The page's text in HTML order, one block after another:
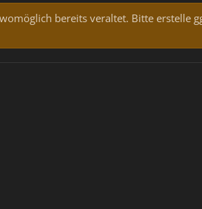
bereits veraltet. Bitte erstelle